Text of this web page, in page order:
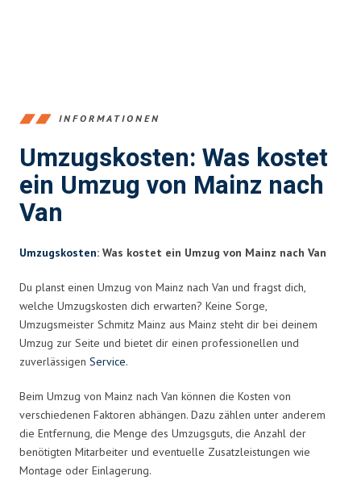
INFORMATIONEN
Umzugskosten: Was kostet
ein Umzug von Mainz nach
Van
Umzugskosten: Was kostet ein Umzug von Mainz nach Van
Du planst einen Umzug von Mainz nach Van und fragst dich,
welche Umzugskosten dich erwarten? Keine Sorge,
Umzugsmeister Schmitz Mainz aus Mainz steht dir bei deinem
Umzug zur Seite und bietet dir einen professionellen und
zuverlässigen Service.
Beim Umzug von Mainz nach Van können die Kosten von
verschiedenen Faktoren abhängen. Dazu zählen unter anderem
die Entfernung, die Menge des Umzugsguts, die Anzahl der
benötigten Mitarbeiter und eventuelle Zusatzleistungen wie
Montage oder Einlagerung.